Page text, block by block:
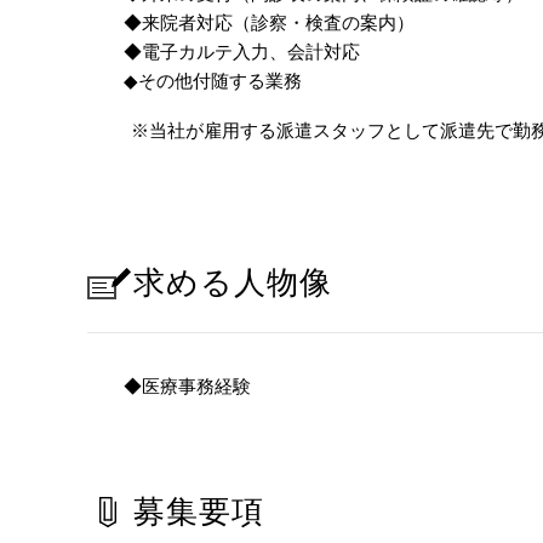
◆来院者対応（診察・検査の案内）
◆電子カルテ入力、会計対応
◆その他付随する業務
※当社が雇用する派遣スタッフとして派遣先で勤
求める人物像
◆医療事務経験
募集要項